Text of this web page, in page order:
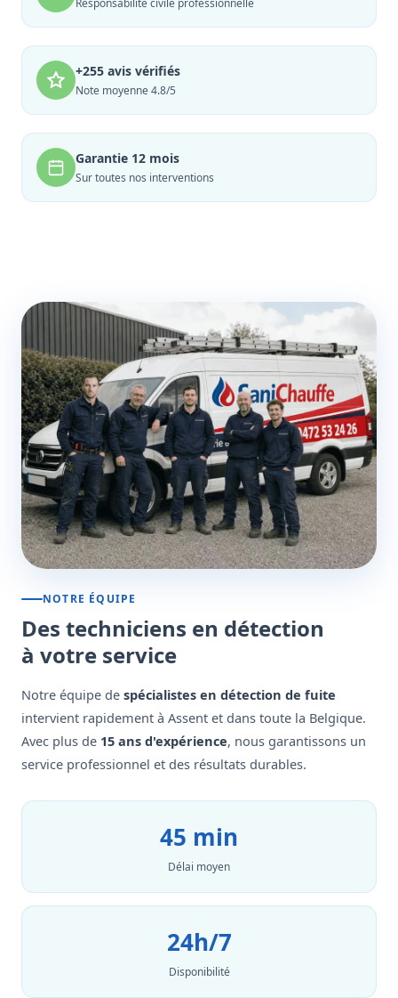
Responsabilité civile professionnelle
+255 avis vérifiés
Note moyenne 4.8/5
Garantie 12 mois
Sur toutes nos interventions
NOTRE ÉQUIPE
Des techniciens en détection
à votre service
Notre équipe de spécialistes en détection de fuite
intervient rapidement à Assent et dans toute la Belgique.
Avec plus de 15 ans d'expérience, nous garantissons un
service professionnel et des résultats durables.
45 min
Délai moyen
24h/7
Disponibilité